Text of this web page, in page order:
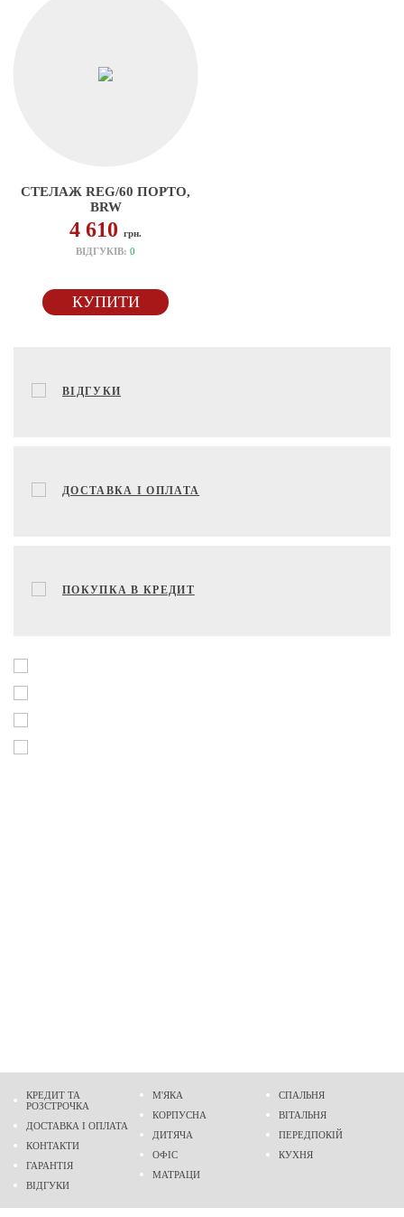
СТЕЛАЖ REG/60 ПОРТО,
BRW
4 610грн.
ВІДГУКІВ:0
КУПИТИ
ВІДГУКИ
ДОСТАВКА І ОПЛАТА
ПОКУПКА В КРЕДИТ
КРЕДИТ ТА
РОЗСТРОЧКА
ДОСТАВКА І ОПЛАТА
КОНТАКТИ
ГАРАНТІЯ
ВІДГУКИ
М'ЯКА
КОРПУСНА
ДИТЯЧА
ОФІС
МАТРАЦИ
СПАЛЬНЯ
ВІТАЛЬНЯ
ПЕРЕДПОКІЙ
КУХНЯ